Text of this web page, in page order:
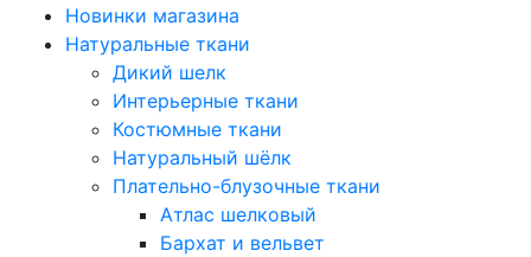
Новинки магазина
Натуральные ткани
Дикий шелк
Интерьерные ткани
Костюмные ткани
Натуральный шёлк
Плательно-блузочные ткани
Атлас шелковый
Бархат и вельвет